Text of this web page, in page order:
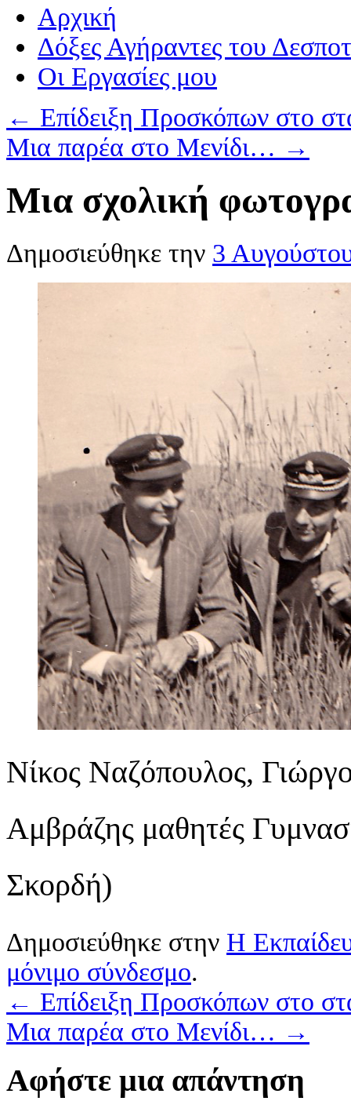
Αρχική
Δόξες Αγήραντες του
Οι Eργασίες μου
← Επίδειξη Προσκόπων στο
Μια παρέα στο Μενίδι… →
Μια σχολική
Δημοσιεύθηκε την 3
Νίκος Ναζόπουλος,
Αμβράζης μαθητές
Σκορδή)
Δημοσιεύθηκε στην Η
μόνιμο σύνδεσμο.
← Επίδειξη Προσκόπων στο
Μια παρέα στο Μενίδι… →
Αφήστε μια απάντηση